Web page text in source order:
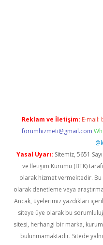
Reklam ve İletişim: E-mail:
forumhizmeti@gmail.com
Yasal Uyarı: Sitemiz, 5651
ve İletişim Kurumu (BTK)
olarak hizmet vermektedir.
olarak denetleme veya
Ancak, üyelerimiz yazdıkları
siteye üye olarak bu
sitesi, herhangi bir marka,
bulunmamaktadır. Sitede